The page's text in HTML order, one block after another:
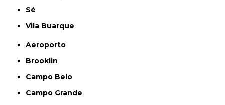
Sé
Vila Buarque
Aeroporto
Brooklin
Campo Belo
Campo Grande